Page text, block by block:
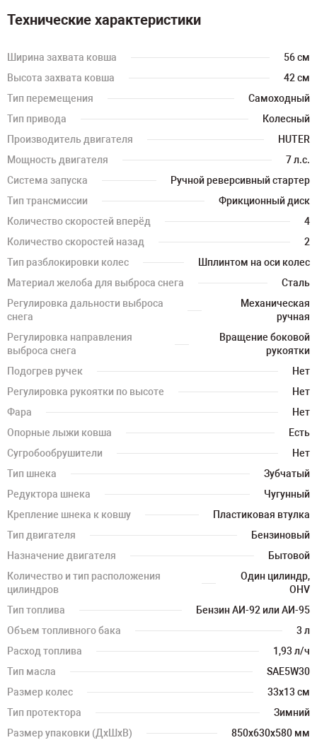
Технические характеристики
Ширина захвата ковша
56 см
Высота захвата ковша
42 см
Тип перемещения
Самоходный
Тип привода
Колесный
Производитель двигателя
HUTER
Мощность двигателя
7 л.с.
Система запуска
Ручной реверсивный стартер
Тип трансмиссии
Фрикционный диск
Количество скоростей вперёд
4
Количество скоростей назад
2
Тип разблокировки колес
Шплинтом на оси колес
Материал желоба для выброса снега
Сталь
Регулировка дальности выброса
снега
Механическая
ручная
Регулировка направления
выброса снега
Вращение боковой
рукоятки
Подогрев ручек
Нет
Регулировка рукоятки по высоте
Нет
Фара
Нет
Опорные лыжи ковша
Есть
Сугробообрушители
Нет
Тип шнека
Зубчатый
Редуктора шнека
Чугунный
Крепление шнека к ковшу
Пластиковая втулка
Тип двигателя
Бензиновый
Назначение двигателя
Бытовой
Количество и тип расположения
цилиндров
Один цилиндр,
OHV
Тип топлива
Бензин АИ-92 или АИ-95
Объем топливного бака
3 л
Расход топлива
1,93 л/ч
Тип масла
SAE5W30
Размер колес
33х13 см
Тип протектора
Зимний
Размер упаковки (ДхШхВ)
850х630х580 мм